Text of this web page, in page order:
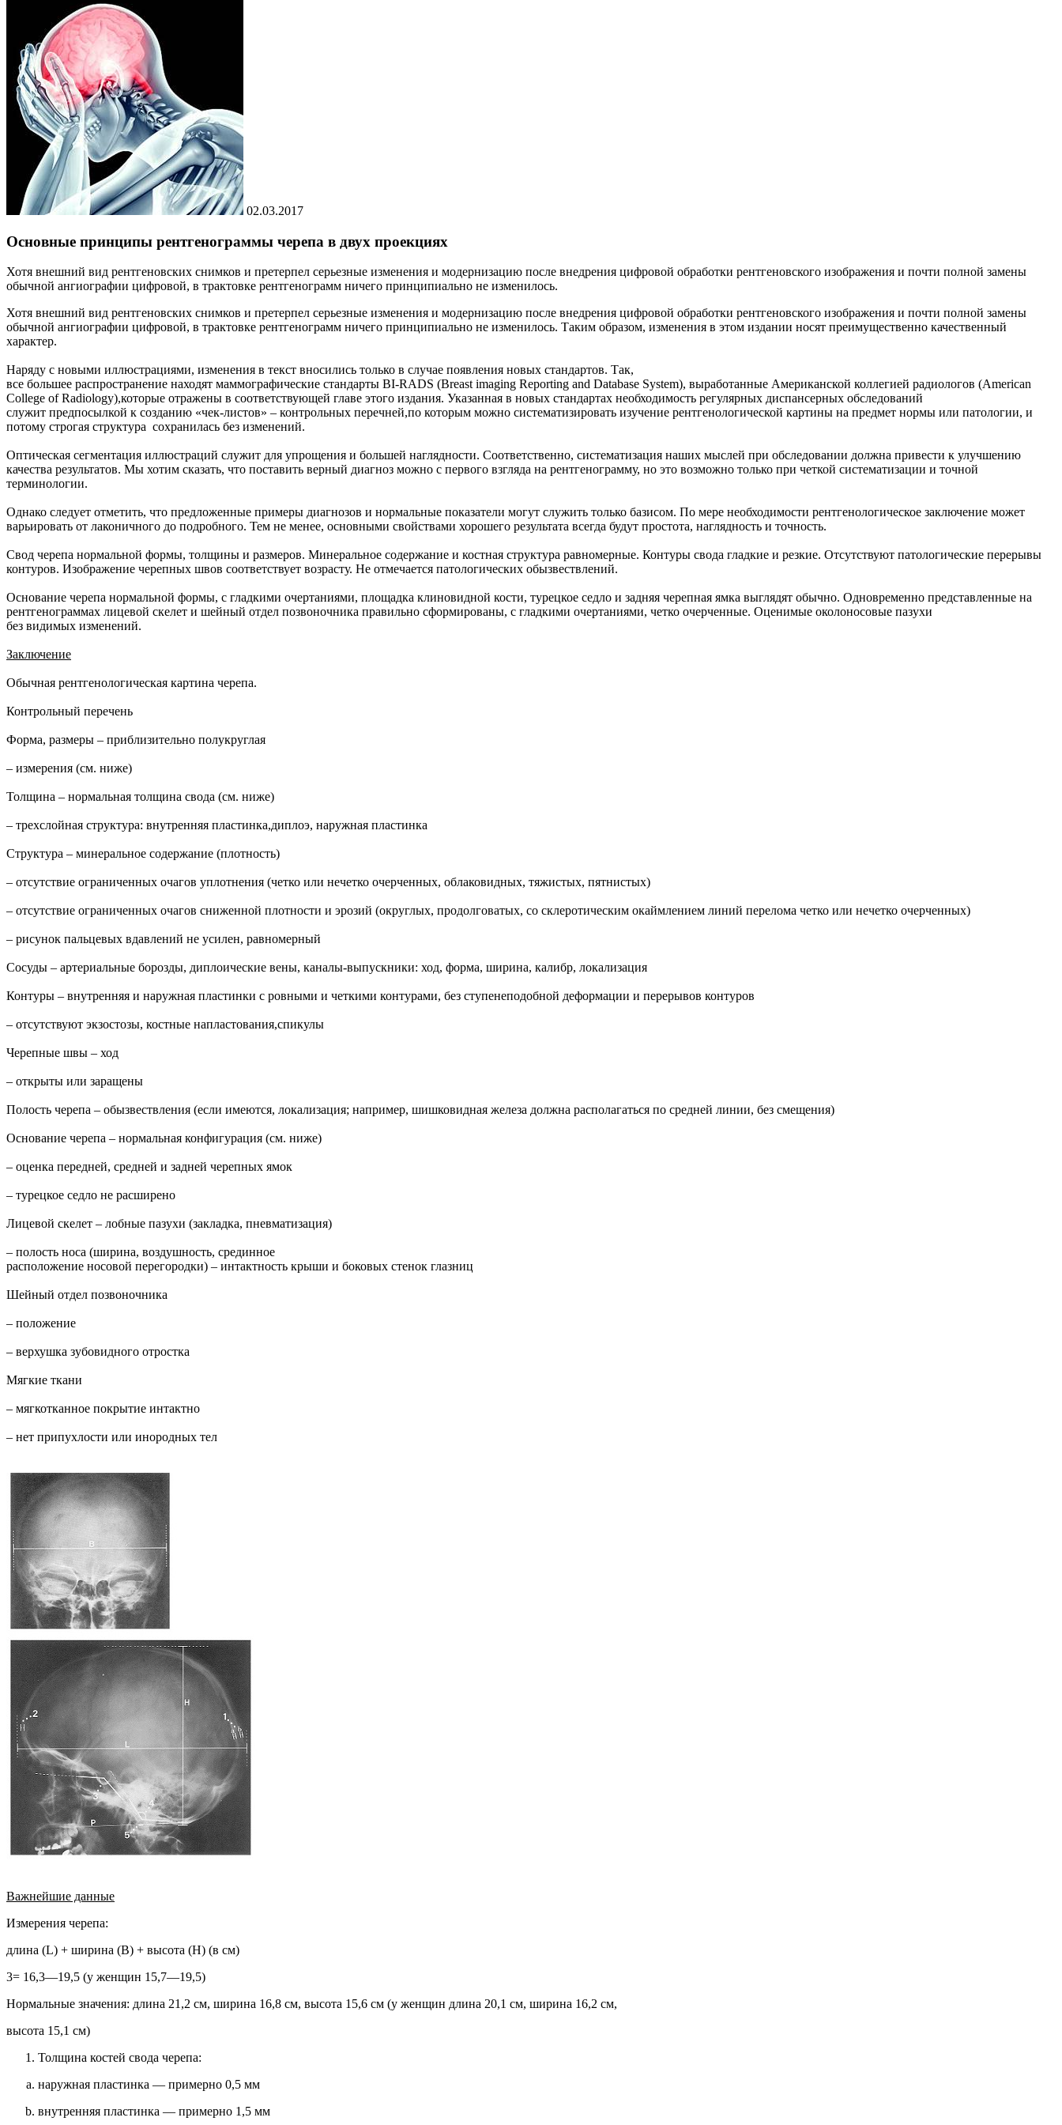
02.03.2017
Основные принципы рентгенограммы черепа в двух проекциях
Хотя внешний вид рентгеновских снимков и претерпел серьезные изменения и модернизацию после внедрения цифровой обработки рентгеновского изображения и почти полной замены
обычной ангиографии цифровой, в трактовке рентгенограмм ничего принципиально не изменилось.
Хотя внешний вид рентгеновских снимков и претерпел серьезные изменения и модернизацию после внедрения цифровой обработки рентгеновского изображения и почти полной замены
обычной ангиографии цифровой, в трактовке рентгенограмм ничего принципиально не изменилось. Таким образом, изменения в этом издании носят преимущественно качественный
характер.
Наряду с новыми иллюстрациями, изменения в текст вносились только в случае появления новых стандартов. Так,
все большее распространение находят маммографические стандарты BI-RADS (Breast imaging Reporting and Database System), выработанные Американской коллегией радиологов (American
College of Radiology),которые отражены в соответствующей главе этого издания. Указанная в новых стандартах необходимость регулярных диспансерных обследований
служит предпосылкой к созданию «чек-листов» – контрольных перечней,по которым можно систематизировать изучение рентгенологической картины на предмет нормы или патологии, и
потому строгая структура сохранилась без изменений.
Оптическая сегментация иллюстраций служит для упрощения и большей наглядности. Соответственно, систематизация наших мыслей при обследовании должна привести к улучшению
качества результатов. Мы хотим сказать, что поставить верный диагноз можно с первого взгляда на рентгенограмму, но это возможно только при четкой систематизации и точной
терминологии.
Однако следует отметить, что предложенные примеры диагнозов и нормальные показатели могут служить только базисом. По мере необходимости рентгенологическое заключение может
варьировать от лаконичного до подробного. Тем не менее, основными свойствами хорошего результата всегда будут простота, наглядность и точность.
Свод черепа нормальной формы, толщины и размеров. Минеральное содержание и костная структура равномерные. Контуры свода гладкие и резкие. Отсутствуют патологические перерывы
контуров. Изображение черепных швов соответствует возрасту. Не отмечается патологических обызвествлений.
Основание черепа нормальной формы, с гладкими очертаниями, площадка клиновидной кости, турецкое седло и задняя черепная ямка выглядят обычно. Одновременно представленные на
рентгенограммах лицевой скелет и шейный отдел позвоночника правильно сформированы, с гладкими очертаниями, четко очерченные. Оценимые околоносовые пазухи
без видимых изменений.
Заключение
Обычная рентгенологическая картина черепа.
Контрольный перечень
Форма, размеры – приблизительно полукруглая
– измерения (см. ниже)
Толщина – нормальная толщина свода (см. ниже)
– трехслойная структура: внутренняя пластинка,диплоэ, наружная пластинка
Структура – минеральное содержание (плотность)
– отсутствие ограниченных очагов уплотнения (четко или нечетко очерченных, облаковидных, тяжистых, пятнистых)
– отсутствие ограниченных очагов сниженной плотности и эрозий (округлых, продолговатых, со склеротическим окаймлением линий перелома четко или нечетко очерченных)
– рисунок пальцевых вдавлений не усилен, равномерный
Сосуды – артериальные борозды, диплоические вены, каналы-выпускники: ход, форма, ширина, калибр, локализация
Контуры – внутренняя и наружная пластинки с ровными и четкими контурами, без ступенеподобной деформации и перерывов контуров
– отсутствуют экзостозы, костные напластования,спикулы
Черепные швы – ход
– открыты или заращены
Полость черепа – обызвествления (если имеются, локализация; например, шишковидная железа должна располагаться по средней линии, без смещения)
Основание черепа – нормальная конфигурация (см. ниже)
– оценка передней, средней и задней черепных ямок
– турецкое седло не расширено
Лицевой скелет – лобные пазухи (закладка, пневматизация)
– полость носа (ширина, воздушность, срединное
расположение носовой перегородки) – интактность крыши и боковых стенок глазниц
Шейный отдел позвоночника
– положение
– верхушка зубовидного отростка
Мягкие ткани
– мягкотканное покрытие интактно
– нет припухлости или инородных тел
Важнейшие данные
Измерения черепа:
длина (L) + ширина (B) + высота (H) (в см)
3= 16,3—19,5 (у женщин 15,7—19,5)
Нормальные значения: длина 21,2 см, ширина 16,8 см, высота 15,6 см (у женщин длина 20,1 см, ширина 16,2 см,
высота 15,1 см)
Толщина костей свода черепа:
наружная пластинка — примерно 0,5 мм
внутренняя пластинка — примерно 1,5 мм